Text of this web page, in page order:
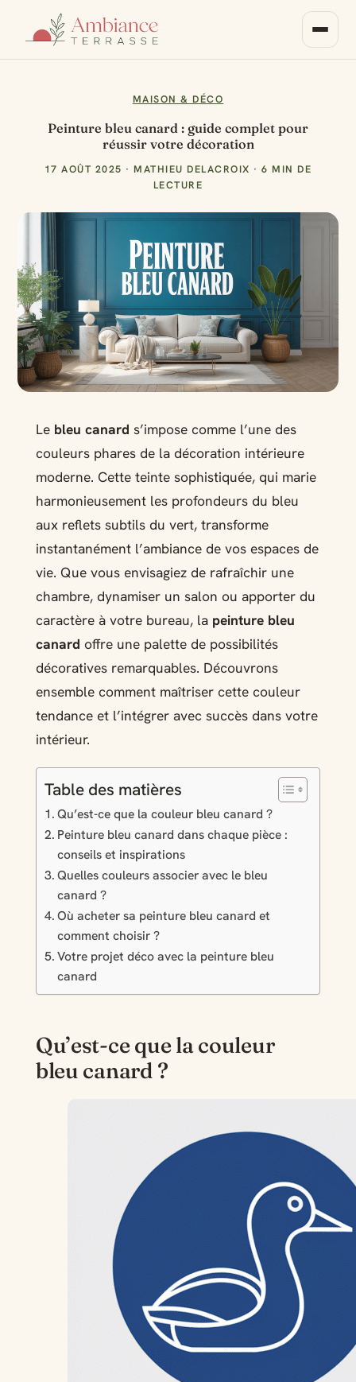
MAISON & DÉCO
Peinture bleu canard : guide complet pour
réussir votre décoration
17 AOÛT 2025 · MATHIEU DELACROIX · 6 MIN DE
LECTURE
Le bleu canard s’impose comme l’une des
couleurs phares de la décoration intérieure
moderne. Cette teinte sophistiquée, qui marie
harmonieusement les profondeurs du bleu
aux reflets subtils du vert, transforme
instantanément l’ambiance de vos espaces de
vie. Que vous envisagiez de rafraîchir une
chambre, dynamiser un salon ou apporter du
caractère à votre bureau, la peinture bleu
canard offre une palette de possibilités
décoratives remarquables. Découvrons
ensemble comment maîtriser cette couleur
tendance et l’intégrer avec succès dans votre
intérieur.
Table des matières
Qu’est-ce que la couleur bleu canard ?
Peinture bleu canard dans chaque pièce :
conseils et inspirations
Quelles couleurs associer avec le bleu
canard ?
Où acheter sa peinture bleu canard et
comment choisir ?
Votre projet déco avec la peinture bleu
canard
Qu’est-ce que la couleur
bleu canard ?